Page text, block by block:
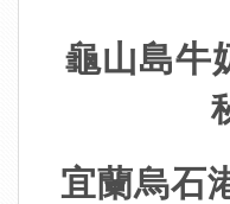
龜山島牛
宜蘭烏石